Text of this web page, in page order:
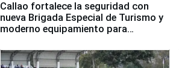
Callao fortalece la seguridad con
nueva Brigada Especial de Turismo y
moderno equipamiento para